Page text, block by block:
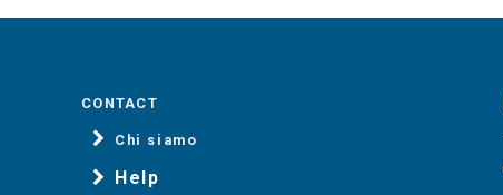
CONTACT
Chi siamo
Help